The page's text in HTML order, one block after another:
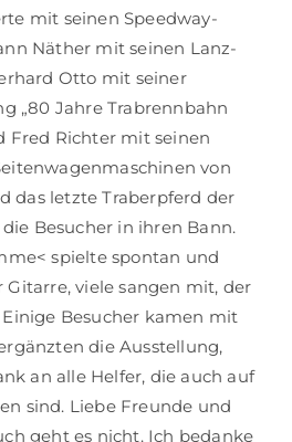
mit seinen Speedway-
Näther mit seinen Lanz-
Otto mit seiner
„80 Jahre Trabrennbahn
Fred Richter mit seinen
von
das letzte Traberpferd der
Besucher in ihren Bann.
spielte spontan und
viele sangen mit, der
Besucher kamen mit
die Ausstellung,
an alle Helfer, die auch auf
sind. Liebe Freunde und
geht es nicht. Ich bedanke